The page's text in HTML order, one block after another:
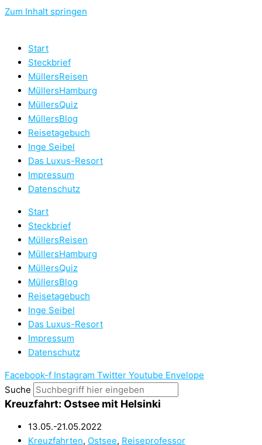
Zum Inhalt springen
Start
Steckbrief
MüllersReisen
MüllersHamburg
MüllersQuiz
MüllersBlog
Reisetagebuch
Inge Seibel
Das Luxus-Resort
Impressum
Datenschutz
Start
Steckbrief
MüllersReisen
MüllersHamburg
MüllersQuiz
MüllersBlog
Reisetagebuch
Inge Seibel
Das Luxus-Resort
Impressum
Datenschutz
Facebook-f Instagram Twitter Youtube Envelope
Suche
Kreuzfahrt: Ostsee mit Helsinki
13.05.-21.05.2022
Kreuzfahrten, Ostsee, Reiseprofessor